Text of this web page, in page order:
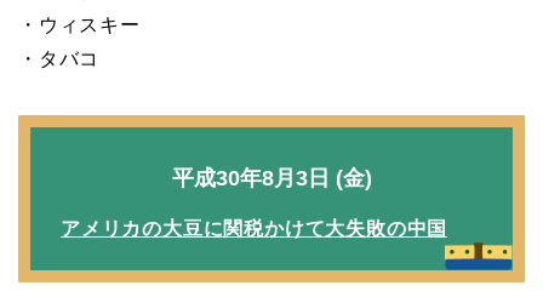
・ウィスキー
・タバコ
平成30年8月3日 (金)
アメリカの大豆に関税かけて大失敗の中国